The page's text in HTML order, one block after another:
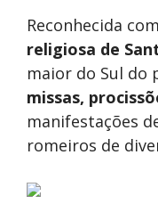
Reconhecida
religiosa de
maior do Sul do
missas,
manifestações
romeiros de